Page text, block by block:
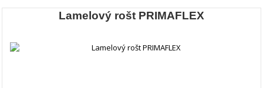
Lamelový rošt PRIMAFLEX